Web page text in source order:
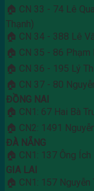
🏠 CN 33 - 74 Lê
Thạnh)
🏠 CN 34 - 388 Lê
🏠 CN 35 - 86 Phạm
🏠 CN 36 - 195 Lý
🏠 CN 37 - 80
ĐỒNG NAI
🏠 CN1: 67 Hai Bà
🏠 CN2: 1491
ĐÀ NẴNG
🏠 CN1: 137 Ông Ích
GIA LAI
🏠 CN1: 157 Nguyễn